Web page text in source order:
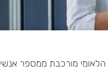
מורכבת ממספר אנשי